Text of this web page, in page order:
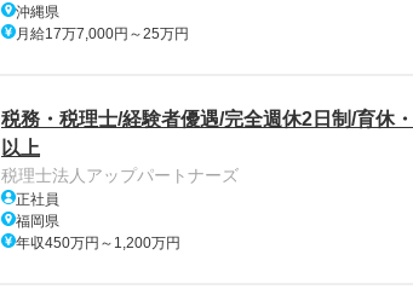
沖縄県
月給17万7,000円～25万円
税務・税理士/経験者優遇/完全週休2日制/育休
以上
税理士法人アップパートナーズ
正社員
福岡県
年収450万円～1,200万円